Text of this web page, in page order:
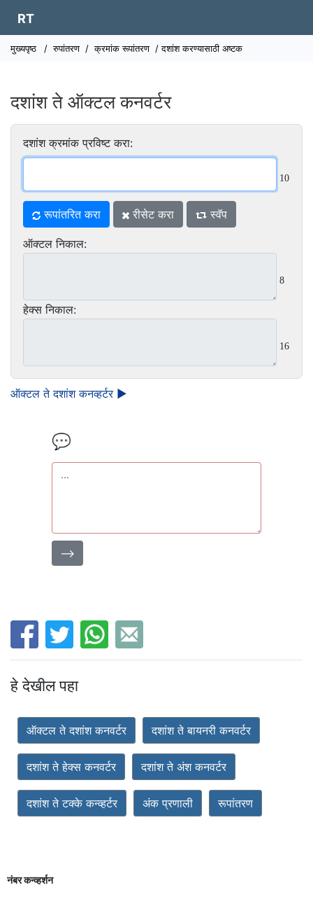
RT
मुख्यपृष्ठ / रुपांतरण / क्रमांक रूपांतरण / दशांश करण्यासाठी अष्टक
दशांश ते ऑक्टल कनवर्टर
दशांश क्रमांक प्रविष्ट करा:
10
रूपांतरित करा रीसेट करा स्वॅप
ऑक्टल निकाल:
8
हेक्स निकाल:
16
ऑक्टल ते दशांश कनव्हर्टर ►
💬
⟶
हे देखील पहा
ऑक्टल ते दशांश कनवर्टर दशांश ते बायनरी कनवर्टर
दशांश ते हेक्स कनवर्टर दशांश ते अंश कनवर्टर
दशांश ते टक्के कन्व्हर्टर अंक प्रणाली रूपांतरण
नंबर कन्व्हर्शन